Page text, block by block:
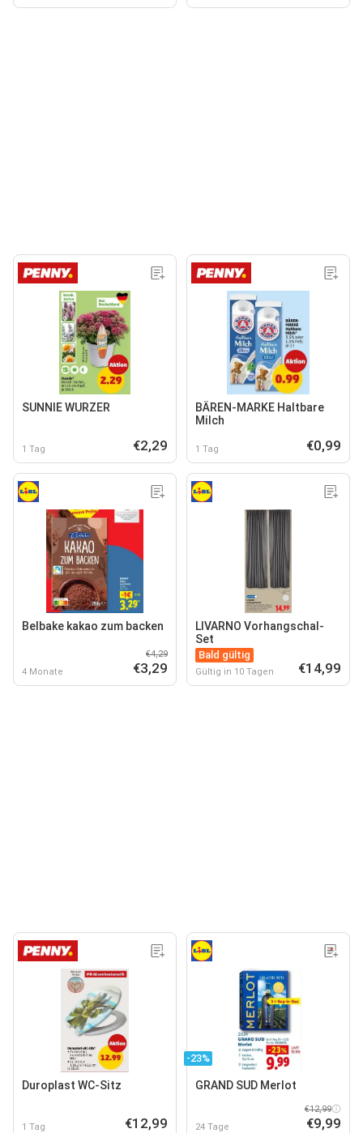
SUNNIE WURZER
1 Tag €2,29
BÄREN-MARKE Haltbare
Milch
1 Tag €0,99
Belbake kakao zum backen
4 Monate
€4,29
€3,29
LIVARNO Vorhangschal-
Set
Bald gültig
Gültig in 10 Tagen €14,99
Duroplast WC-Sitz
1 Tag €12,99
-23%
GRAND SUD Merlot
24 Tage
€12,99
€9,99